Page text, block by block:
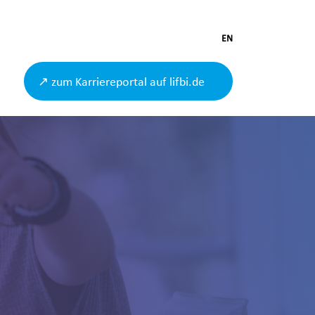
EN
↗ zum Karriereportal auf lifbi.de